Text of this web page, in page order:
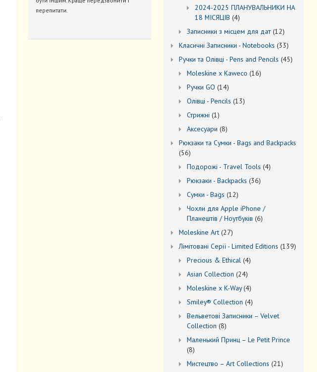
перепитати.
товарів
2024-2025 ПЛАНУВАЛЬНИКИ НА
18 МІСЯЦІВ 44
Записники з місцем для дат 1212
товарів
Kласичні Записники - Notebooks 3333
товари
Ручки та Олівці - Pens and Pencils 4545
Moleskine x Kaweco 1616
Ручки GO 1414
товарів
Oлівці - Pencils 1313
Стрижні 11
товар
Аксесуари 88
товарів
Рюкзаки та Cумки - Bags and Backpacks
5656
товарів
Подорожі - Travel Tools 44
Рюкзаки - Backpacks 3636
Сумки - Bags 1212
товарів
Чохли для Apple iPhone /
Планештів / Ноутбуків 66
Moleskine Art 2727
товарів
Лiмiтовані Серії - Limited Editions 139139
Precious & Ethical 44
Asian Collection 2424
товари
Moleskine x K-Way 44
товари
Smiley® Collection 44
товари
Вельветові Записники – Velvet
Collection 88
товарів
Маленький Принц – Le Petit Prince
88
Мистецтво – Art Collections 2121